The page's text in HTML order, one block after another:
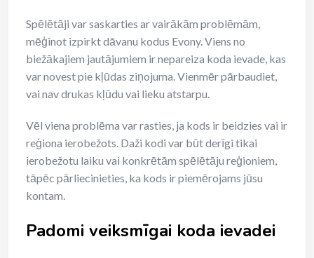
Spēlētāji var saskarties ar vairākām problēmām,
mēģinot izpirkt dāvanu kodus Evony. Viens no
biežākajiem jautājumiem ir nepareiza koda ievade, kas
var novest pie kļūdas ziņojuma. Vienmēr pārbaudiet,
vai nav drukas kļūdu vai lieku atstarpu.
Vēl viena problēma var rasties, ja kods ir beidzies vai ir
reģiona ierobežots. Daži kodi var būt derīgi tikai
ierobežotu laiku vai konkrētām spēlētāju reģioniem,
tāpēc pārliecinieties, ka kods ir piemērojams jūsu
kontam.
Padomi veiksmīgai koda ievadei